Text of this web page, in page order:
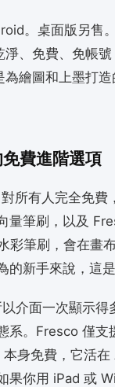
。桌面版另售。
淨、免費、免帳
為繪圖和上墨打
費進階選項
所有人完全免費
量筆刷，以及
筆刷，會在畫
新手來說，這
介面一次顯示得
系。Fresco 僅
身免費，它活
果你用 iPad 或